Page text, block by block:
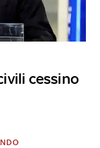
cessino